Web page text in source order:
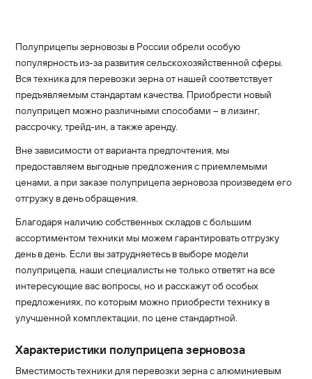
Полуприцепы зерновозы в России обрели особую
популярность из-за развития сельскохозяйственной сферы.
Вся техника для перевозки зерна от нашей соответствует
предъявляемым стандартам качества. Приобрести новый
полуприцеп можно различными способами – в лизинг,
рассрочку, трейд-ин, а также аренду.
Вне зависимости от варианта предпочтения, мы
предоставляем выгодные предложения с приемлемыми
ценами, а при заказе полуприцепа зерновоза произведем его
отгрузку в день обращения.
Благодаря наличию собственных складов с большим
ассортиментом техники мы можем гарантировать отгрузку
день в день. Если вы затрудняетесь в выборе модели
полуприцепа, наши специалисты не только ответят на все
интересующие вас вопросы, но и расскажут об особых
предложениях, по которым можно приобрести технику в
улучшенной комплектации, по цене стандартной.
Характеристики полуприцепа зерновоза
Вместимость техники для перевозки зерна с алюминиевым